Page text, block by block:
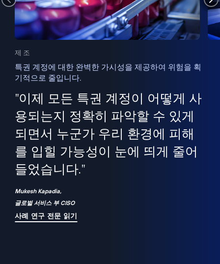
제조
특권 계정에 대한 완벽한 가시성을 제공하여 위험을 획
기적으로 줄입니다.
"이제 모든 특권 계정이 어떻게 사
용되는지 정확히 파악할 수 있게
되면서 누군가 우리 환경에 피해
를 입힐 가능성이 눈에 띄게 줄어
들었습니다."
Mukesh Kapadia,
글로벌 서비스 부 CISO
사례 연구 전문 읽기